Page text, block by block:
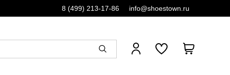
8 (499) 213-17-86 info@shoestown.ru